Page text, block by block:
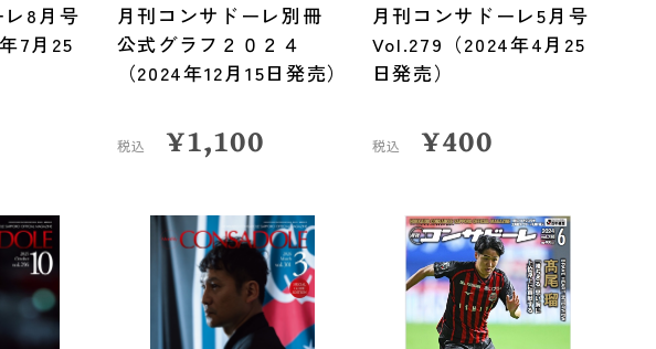
8月号
7月25
月刊コンサドーレ別冊
公式グラフ２０２４
（2024年12月15日発売）
税込 ¥1,100
月刊コンサドーレ5月号
Vol.279（2024年4月25
日発売）
税込 ¥400